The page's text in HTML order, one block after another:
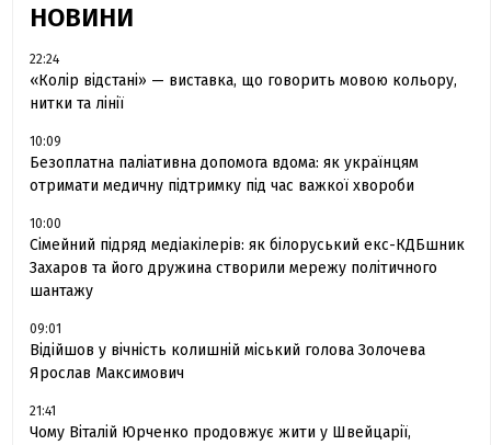
НОВИНИ
22:24
«Колір відстані» — виставка, що говорить мовою кольору,
нитки та лінії
10:09
Безоплатна паліативна допомога вдома: як українцям
отримати медичну підтримку під час важкої хвороби
10:00
Сімейний підряд медіакілерів: як білоруський екс-КДБшник
Захаров та його дружина створили мережу політичного
шантажу
09:01
Відійшов у вічність колишній міський голова Золочева
Ярослав Максимович
21:41
Чому Віталій Юрченко продовжує жити у Швейцарії,